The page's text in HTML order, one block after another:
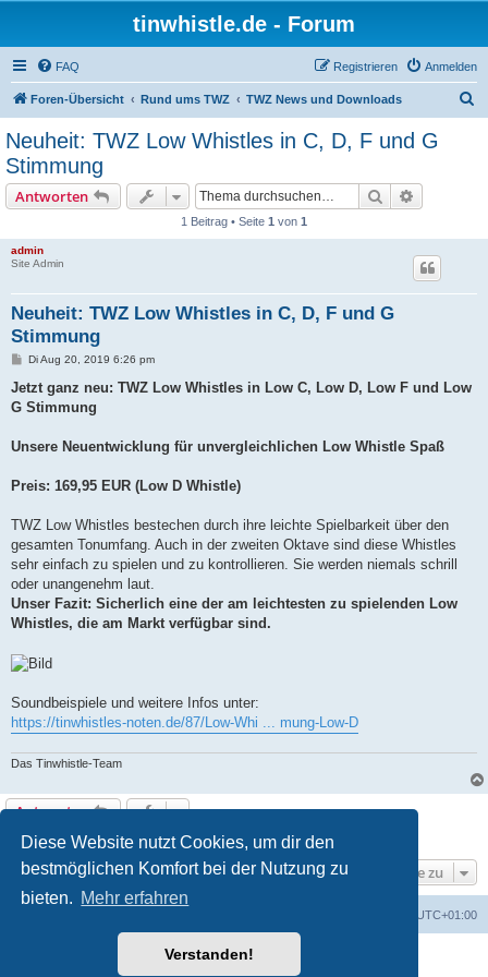
Diese Website nutzt Cookies, um dir den
bestmöglichen Komfort bei der Nutzung zu
bieten. Mehr erfahren
Verstanden!
tinwhistle.de - Forum
FAQ Anmelden
Registrieren
Foren-Übersicht Rund ums TWZ TWZ News und Downloads
Neuheit: TWZ Low Whistles in C, D, F und G
Stimmung
Antworten Suche
1 Beitrag • Seite 1 von 1
admin
Site Admin
Neuheit: TWZ Low Whistles in C, D, F und G
Stimmung
B
i
r
Di Aug 20, 2019 6:26 pm
Jetzt ganz neu: TWZ Low Whistles in Low C, Low D, Low F und Low
G Stimmung
Unsere Neuentwicklung für unvergleichlichen Low Whistle Spaß
Preis: 169,95 EUR (Low D Whistle)
TWZ Low Whistles bestechen durch ihre leichte Spielbarkeit über den
gesamten Tonumfang. Auch in der zweiten Oktave sind diese Whistles
sehr einfach zu spielen und zu kontrollieren. Sie werden niemals schrill
oder unangenehm laut.
Unser Fazit: Sicherlich eine der am leichtesten zu spielenden Low
Whistles, die am Markt verfügbar sind.
Soundbeispiele und weitere Infos unter:
https://tinwhistles-noten.de/87/Low-Whi ... mung-Low-D
Das Tinwhistle-Team
Antworten
1 Beitrag • Seite1von 1
Gehe zu
UTC+01:00
Powered byphpBB® Forum Software © phpBB Limited
Deutsche Übersetzung durchphpBB.de